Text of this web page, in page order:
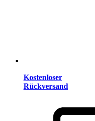
Kostenloser
Rückversand